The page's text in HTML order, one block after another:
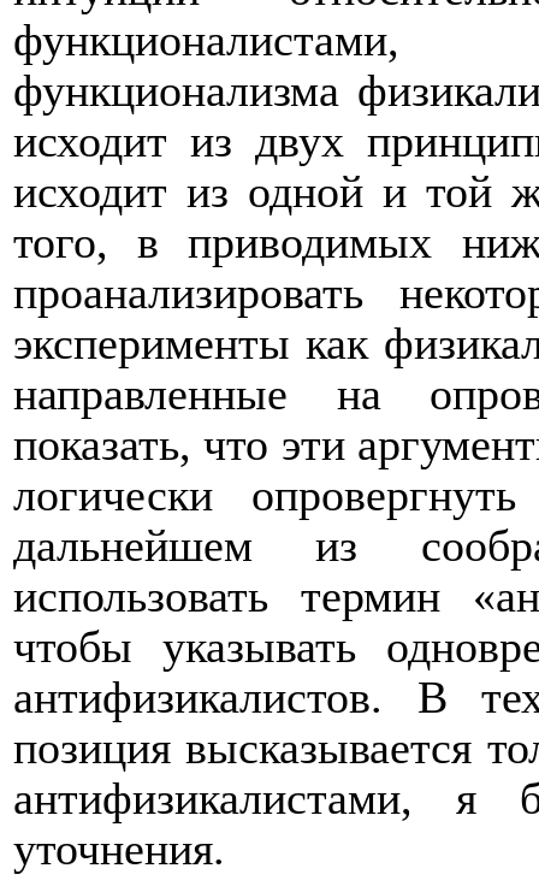
функционалистами,
функционализма
исходит из двух
исходит из одной и той
того, в приводимых
проанализировать
эксперименты как
направленные на
показать, что эти
логически
дальнейшем из
использовать термин
чтобы указывать
антифизикалистов. В
позиция высказывается
антифизикалистами, я
уточнения.